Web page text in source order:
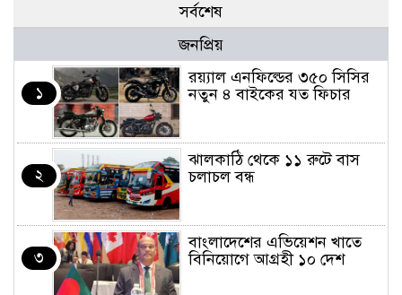
সর্বশেষ
জনপ্রিয়
১
র‌য়্যাল এনফিল্ডের ৩৫০ সিসির
নতুন ৪ বাইকের যত ফিচার
২
ঝালকাঠি থেকে ১১ রুটে বাস
চলাচল বন্ধ
৩
বাংলাদেশের এভিয়েশন খাতে
বিনিয়োগে আগ্রহী ১০ দেশ